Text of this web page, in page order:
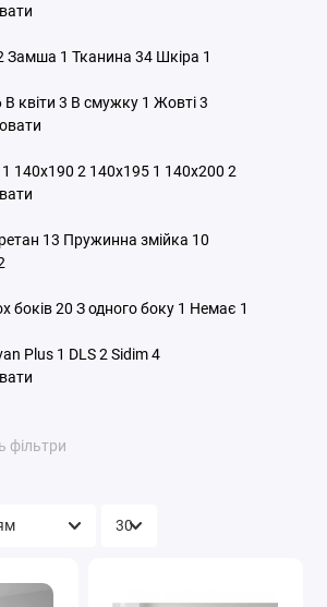
Замша 1 Тканина 34 Шкіра 1
В квіти 3 В смужку 1 Жовті 3
1 140x190 2 140x195 1 140x200 2
13 Пружинна змійка 10
боків 20 З одного боку 1 Немає 1
Plus 1 DLS 2 Sidim 4
фільтри